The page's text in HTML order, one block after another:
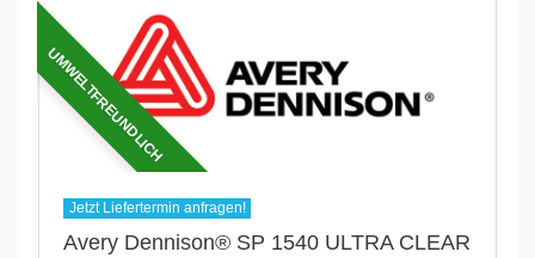
UMWELTFREUNDLICH
Jetzt Liefertermin anfragen!
Avery Dennison® SP 1540 ULTRA CLEAR